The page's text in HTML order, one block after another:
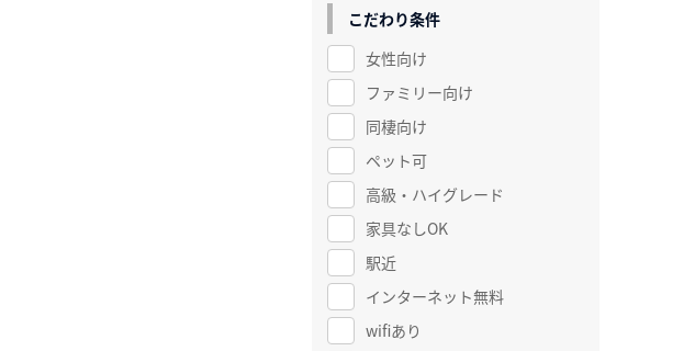
こだわり条件
女性向け
ファミリー向け
同棲向け
ペット可
高級・ハイグレード
家具なしOK
駅近
インターネット無料
wifiあり